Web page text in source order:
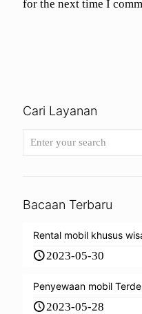
for the next time I
Cari Layanan
Bacaan Terbaru
Rental mobil khusus
2023-05-30
Penyewaan mobil
2023-05-28